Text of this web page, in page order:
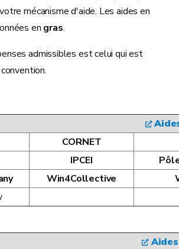
mécanisme d'aide. Les aides en
en gras.
admissibles est celui qui est
CORNET
IPCEI
Win4Collective